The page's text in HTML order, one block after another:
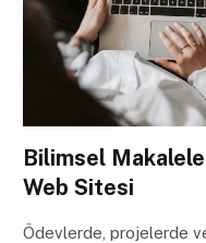
Bilimsel
Web Sitesi
Ödevlerde, projelerde